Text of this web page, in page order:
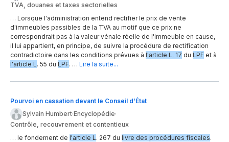
TVA, douanes et taxes sectorielles
… Lorsque l'administration entend rectifier le prix de vente
d'immeubles passibles de la TVA au motif que ce prix ne
correspondrait pas à la valeur vénale réelle de l'immeuble en cause,
il lui appartient, en principe, de suivre la procédure de rectification
contradictoire dans les conditions prévues à l'article L. 17 du LPF et à
l'article L. 55 du LPF. … Lire la suite...
Pourvoi en cassation devant le Conseil d’État
Sylvain Humbert·Encyclopédie·
Contrôle, recouvrement et contentieux
… le fondement de l'article L . 267 du livre des procédures fiscales.